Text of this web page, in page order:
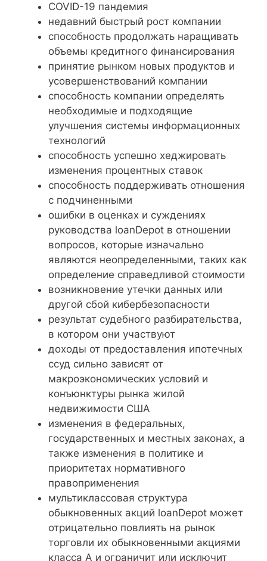
COVID-19 пандемия
недавний быстрый рост компании
способность продолжать наращивать
объемы кредитного финансирования
принятие рынком новых продуктов и
усовершенствований компании
способность компании определять
необходимые и подходящие
улучшения системы информационных
технологий
способность успешно хеджировать
изменения процентных ставок
способность поддерживать отношения
с подчиненными
ошибки в оценках и суждениях
руководства loanDepot в отношении
вопросов, которые изначально
являются неопределенными, таких как
определение справедливой стоимости
возникновение утечки данных или
другой сбой кибербезопасности
результат судебного разбирательства,
в котором они участвуют
доходы от предоставления ипотечных
ссуд сильно зависят от
макроэкономических условий и
конъюнктуры рынка жилой
недвижимости США
изменения в федеральных,
государственных и местных законах, а
также изменения в политике и
приоритетах нормативного
правоприменения
мультиклассовая структура
обыкновенных акций loanDepot может
отрицательно повлиять на рынок
торговли их обыкновенными акциями
класса А и ограничит или исключит